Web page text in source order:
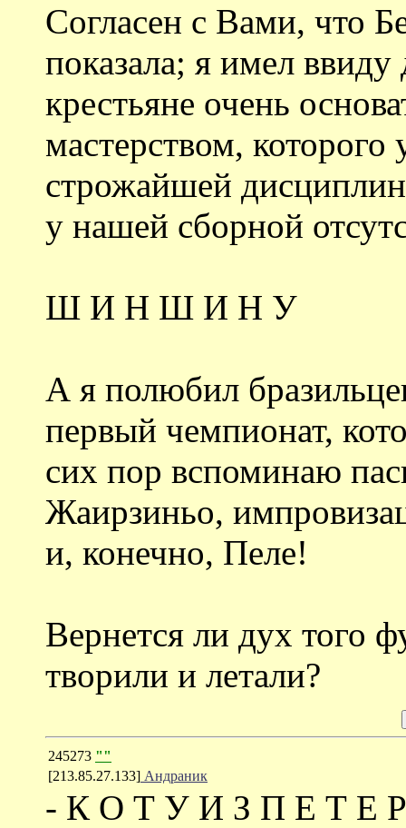
Согласен с Вами, что
показала; я имел
крестьяне очень
мастерством,
строжайшей
у нашей сборной
Ш И Н Ш И Н У
А я полюбил
первый чемпионат,
сих пор вспоминаю
Жаирзиньо,
и, конечно, Пеле!
Вернется ли дух того
творили и летали?
245273 ""
[213.85.27.133] Андраник
- К О Т У И З П Е Т Е